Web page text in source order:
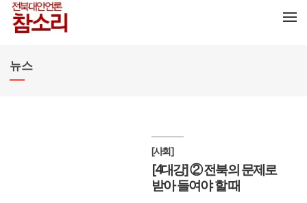
뉴스
[사회]
[4대강] ② 전북의 문제로
받아 들여야 할 때